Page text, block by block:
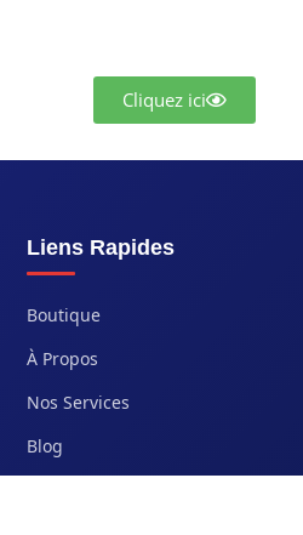
Cliquez ici
Liens Rapides
Boutique
À Propos
Nos Services
Blog